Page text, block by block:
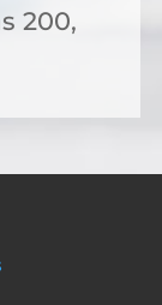
200,